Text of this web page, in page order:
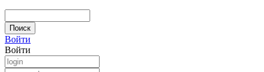
Войти
Войти